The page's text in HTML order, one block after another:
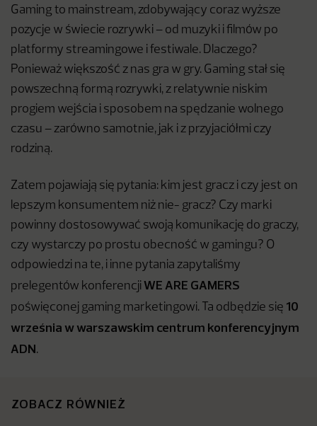
Gaming to mainstream, zdobywający coraz wyższe
pozycje w świecie rozrywki – od muzyki i filmów po
platformy streamingowe i festiwale. Dlaczego?
Ponieważ większość z nas gra w gry. Gaming stał się
powszechną formą rozrywki, z relatywnie niskim
progiem wejścia i sposobem na spędzanie wolnego
czasu – zarówno samotnie, jak i z przyjaciółmi czy
rodziną.
Zatem pojawiają się pytania: kim jest gracz i czy jest on
lepszym konsumentem niż nie- gracz? Czy marki
powinny dostosowywać swoją komunikację do graczy,
czy wystarczy po prostu obecność w gamingu? O
odpowiedzi na te, i inne pytania zapytaliśmy
prelegentów konferencji WE ARE GAMERS
poświęconej gaming marketingowi. Ta odbędzie się 10
września w warszawskim centrum konferencyjnym
ADN.
ZOBACZ RÓWNIEŻ